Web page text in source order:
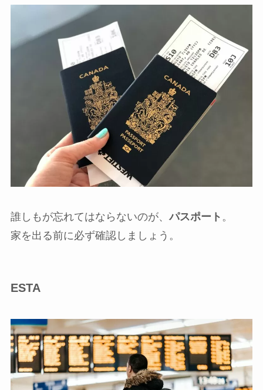
誰しもが忘れてはならないのが、パスポート 。
家を出る前に必ず確認しましょう。
ESTA